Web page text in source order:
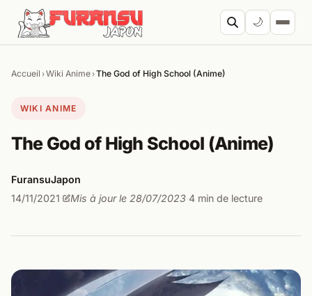
Aller au contenu
🌙
Accueil ›Wiki Anime›The God of High School (Anime)
WIKI ANIME
The God of High School (Anime)
FuransuJapon
14/11/2021· Mis à jour le 28/07/2023·4 min de lecture